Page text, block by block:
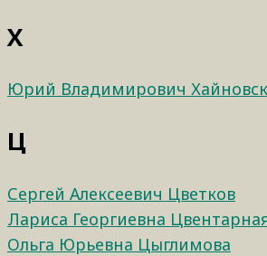
Х
Юрий Владимирович
Ц
Сергей Алексеевич Цветков
Лариса Георгиевна
Ольга Юрьевна Цыглимова